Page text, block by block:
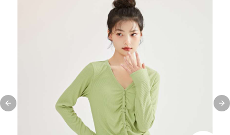
Previous slide